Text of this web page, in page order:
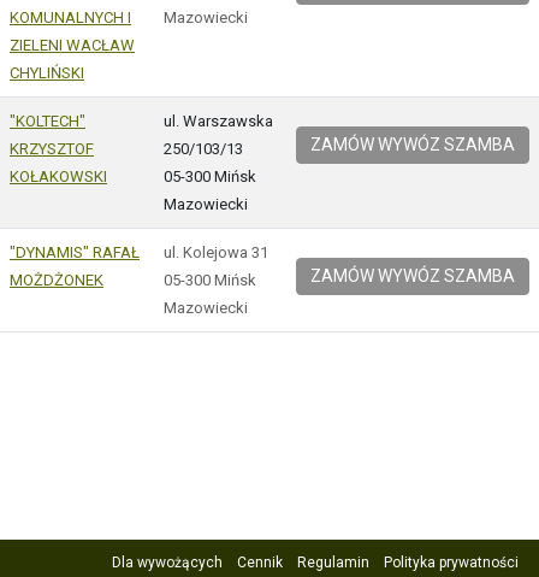
KOMUNALNYCH I
ZIELENI WACŁAW
CHYLIŃSKI
Mazowiecki
"KOLTECH"
KRZYSZTOF
KOŁAKOWSKI
ul. Warszawska
250/103/13
05-300 Mińsk
Mazowiecki
ZAMÓW WYWÓZ SZAMBA
"DYNAMIS" RAFAŁ
MOŻDŻONEK
ul. Kolejowa 31
05-300 Mińsk
Mazowiecki
ZAMÓW WYWÓZ SZAMBA
Dla wywożących Cennik Regulamin Polityka prywatności